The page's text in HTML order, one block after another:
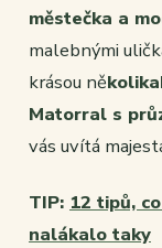
městečka a
malebnými
krásou ně
Matorral s
vás uvítá
TIP: 12 tipů,
nalákalo taky